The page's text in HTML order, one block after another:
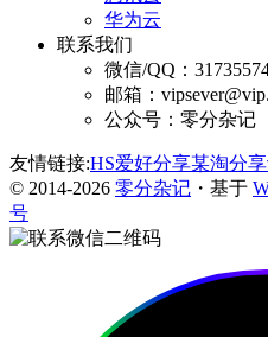
华为云
联系我们
微信/QQ：
邮箱：
公众号：零分杂记
友情链接:HS爱好分享某淘分
© 2014-2026 零分杂记 ・基于
号